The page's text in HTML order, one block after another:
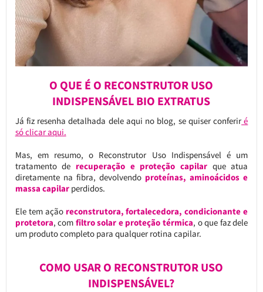
O QUE É O RECONSTRUTOR USO
INDISPENSÁVEL BIO EXTRATUS
Já fiz resenha detalhada dele aqui no blog, se quiser conferir é
só clicar aqui.
Mas, em resumo, o Reconstrutor Uso Indispensável é um
tratamento de recuperação e proteção capilar que atua
diretamente na fibra, devolvendo proteínas, aminoácidos e
massa capilarperdidos.
Ele tem ação reconstrutora, fortalecedora, condicionante e
protetora, com filtro solar e proteção térmica, o que faz dele
um produto completo para qualquer rotina capilar.
COMO USAR O RECONSTRUTOR USO
INDISPENSÁVEL?